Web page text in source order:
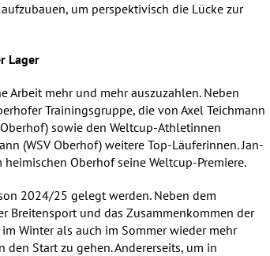
um perspektivisch die Lücke zur
Lager
Arbeit mehr und mehr auszuzahlen. Neben
Trainingsgruppe, die von Axel Teichmann
sowie den Weltcup-Athletinnen
(WSV Oberhof) weitere Top-Läuferinnen. Jan-
Oberhof seine Weltcup-Premiere.
2024/25 gelegt werden. Neben dem
Breitensport und das Zusammenkommen der
Winter als auch im Sommer wieder mehr
den Start zu gehen. Andererseits, um in